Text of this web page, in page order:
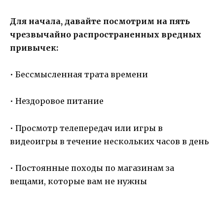
Для начала, давайте посмотрим на пять
чрезвычайно распространенных вредных
привычек:
• Бессмысленная трата времени
• Нездоровое питание
• Просмотр телепередач или игры в
видеоигры в течение нескольких часов в день
• Постоянные походы по магазинам за
вещами, которые вам не нужны